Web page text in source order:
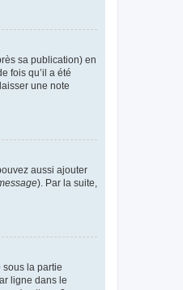
sa publication) en
fois qu’il a été
une note
aussi ajouter
). Par la suite,
sous la partie
ligne dans le